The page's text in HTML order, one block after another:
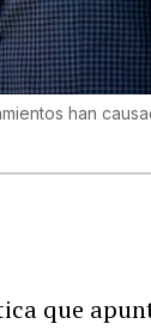
han
que